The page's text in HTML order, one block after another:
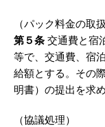
（パック料金の取扱
第５条 交通費と宿
等で、交通費、宿
給額とする。その
明書）の提出を求め
（協議処理）